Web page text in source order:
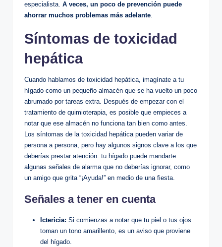
especialista. A veces, un poco de prevención puede
ahorrar muchos problemas más adelante.
Síntomas de toxicidad
hepática
Cuando hablamos de toxicidad hepática, imagínate a tu
hígado como un pequeño almacén que se ha vuelto un poco
abrumado por tareas extra. Después de empezar con el
tratamiento de quimioterapia, es posible que empieces a
notar que ese almacén no funciona tan bien como antes.
Los síntomas de la toxicidad hepática pueden variar de
persona a persona, pero hay algunos signos clave a los que
deberías prestar atención. tu hígado puede mandarte
algunas señales de alarma que no deberías ignorar, como
un amigo que grita “¡Ayuda!” en medio de una fiesta.
Señales a tener en cuenta
Ictericia: Si comienzas a notar que tu piel o tus ojos
toman un tono amarillento, es un aviso que proviene
del hígado.